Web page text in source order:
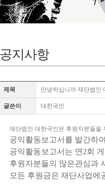
공지사항
제목 안녕하십니까 재단법인
글쓴이 대한국인
재단법인 대한국인은 후원자분들을
공익활동보고서를 발간하
공익활동보고서는 연2회
후원자분들의 많은관심과
모든 후원금은 재단사업에